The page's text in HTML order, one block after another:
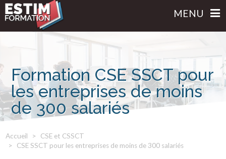
MENU
Formation CSE SSCT pour
les entreprises de moins
de 300 salariés
Accueil
CSE et CSSCT
CSE SSCT pour les entreprises de moins de 300 salariés